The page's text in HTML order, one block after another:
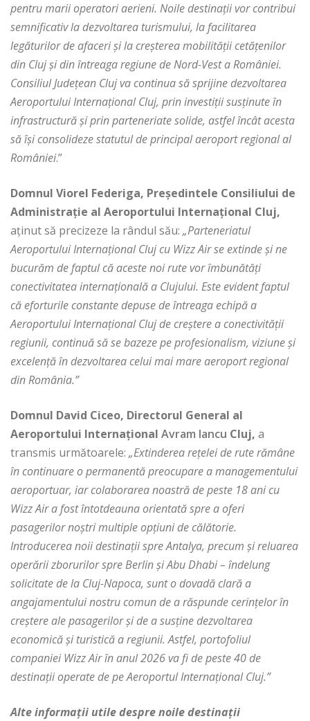
pentru marii operatori aerieni. Noile destinații vor contribui
semnificativ la dezvoltarea turismului, la facilitarea
legăturilor de afaceri și la creșterea mobilității cetățenilor
din Cluj și din întreaga regiune de Nord-Vest a României.
Consiliul Județean Cluj va continua să sprijine dezvoltarea
Aeroportului Internațional Cluj, prin investiții susținute în
infrastructură și prin parteneriate solide, astfel încât acesta
să își consolideze statutul de principal aeroport regional al
României.”
Domnul Viorel Federiga, Președintele Consiliului de
Administrație al Aeroportului Internațional Cluj,
aținut să precizeze la rândul său: „Parteneriatul
Aeroportului Internațional Cluj cu Wizz Air se extinde și ne
bucurăm de faptul că aceste noi rute vor îmbunătăți
conectivitatea internațională a Clujului. Este evident faptul
că eforturile constante depuse de întreaga echipă a
Aeroportului Internațional Cluj de creștere a conectivității
regiunii, continuă să se bazeze pe profesionalism, viziune și
excelență în dezvoltarea celui mai mare aeroport regional
din România.”
Domnul David Ciceo, Directorul General al
Aeroportului Internațional Avram Iancu Cluj, a
transmis următoarele: „Extinderea rețelei de rute rămâne
în continuare o permanentă preocupare a managementului
aeroportuar, iar colaborarea noastră de peste 18 ani cu
Wizz Air a fost întotdeauna orientată spre a oferi
pasagerilor noștri multiple opțiuni de călătorie.
Introducerea noii destinații spre Antalya, precum și reluarea
operării zborurilor spre Berlin și Abu Dhabi – îndelung
solicitate de la Cluj-Napoca, sunt o dovadă clară a
angajamentului nostru comun de a răspunde cerințelor în
creștere ale pasagerilor și de a susține dezvoltarea
economică și turistică a regiunii. Astfel, portofoliul
companiei Wizz Air în anul 2026 va fi de peste 40 de
destinații operate de pe Aeroportul Internațional Cluj.”
Alte informaţii utile despre noile destinaţii